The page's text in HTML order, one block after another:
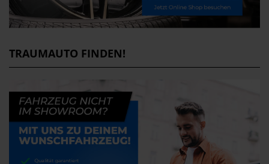
TRAUMAUTO FINDEN!